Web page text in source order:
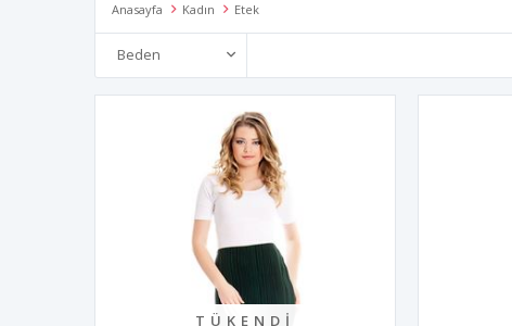
Anasayfa Kadın Etek
Beden
TÜKENDI